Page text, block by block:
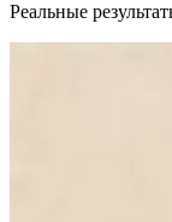
Реальные